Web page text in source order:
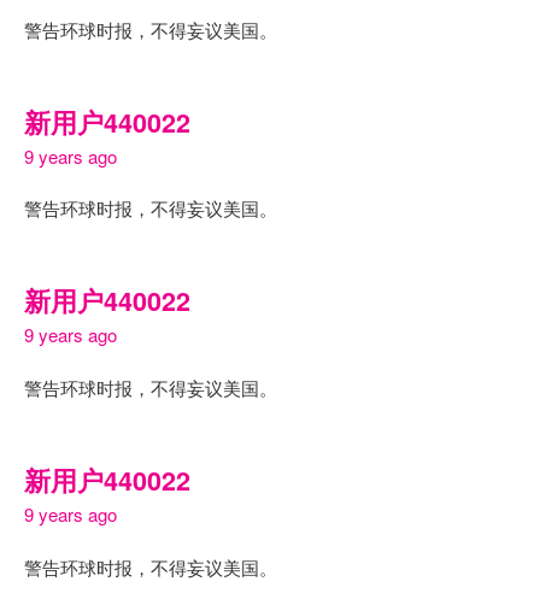
警告环球时报，不得妄议美国。
新用户440022
9 years ago
警告环球时报，不得妄议美国。
新用户440022
9 years ago
警告环球时报，不得妄议美国。
新用户440022
9 years ago
警告环球时报，不得妄议美国。